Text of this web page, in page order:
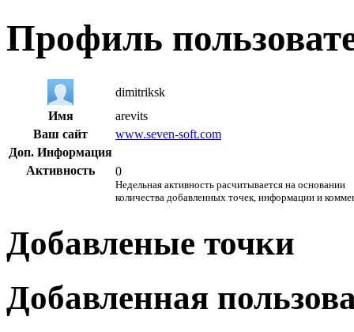
Профиль
dimitriksk
Имя
arevits
Ваш сайт
www.seven-soft.com
Доп. Информация
Активность
0
Недельная активность расчитывается на основании
количества добавленных точек, информации и
Добавленые точки
Добавленная